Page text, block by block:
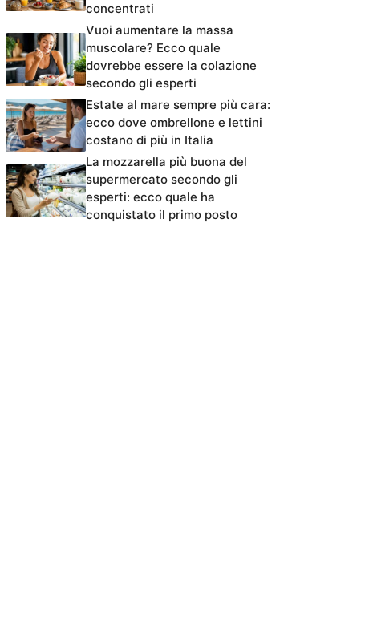
concentrati
Vuoi aumentare la massa
muscolare? Ecco quale
dovrebbe essere la colazione
secondo gli esperti
Estate al mare sempre più cara:
ecco dove ombrellone e lettini
costano di più in Italia
La mozzarella più buona del
supermercato secondo gli
esperti: ecco quale ha
conquistato il primo posto